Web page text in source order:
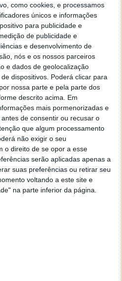
como cookies, e processamos
únicos e informações
para publicidade e
de publicidade e
e desenvolvimento de
nós e os nossos parceiros
e dados de geolocalização
dispositivos. Poderá clicar para
nossa parte e pela parte dos
descrito acima. Em
mais pormenorizadas e
de consentir ou recusar o
que algum processamento
não exigir o seu
o direito de se opor a esse
serão aplicadas apenas a
suas preferências ou retirar seu
voltando a este site e
na parte inferior da página.
de deixar o Windows ou o
de uma distribuição
são muitas, mas a
o elementary OS. Esta
bonita e muito
como base o Ubuntu.
Linux destas “lá